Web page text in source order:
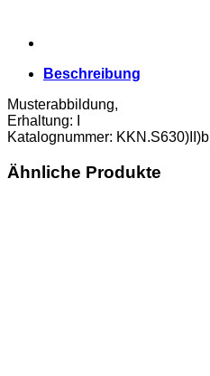
Beschreibung
Musterabbildung,
Erhaltung: I
Katalognummer: KKN.S630)II)b
Ähnliche Produkte